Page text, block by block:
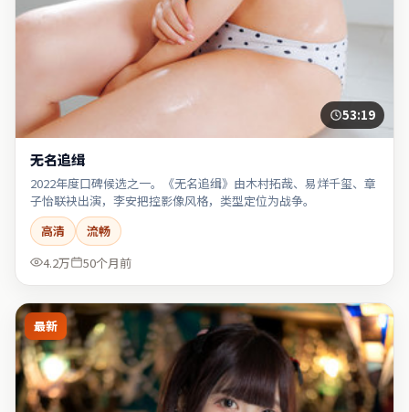
53:19
无名追缉
2022年度口碑候选之一。《无名追缉》由木村拓哉、易烊千玺、章
子怡联袂出演，李安把控影像风格，类型定位为战争。
高清
流畅
4.2万
50个月前
最新